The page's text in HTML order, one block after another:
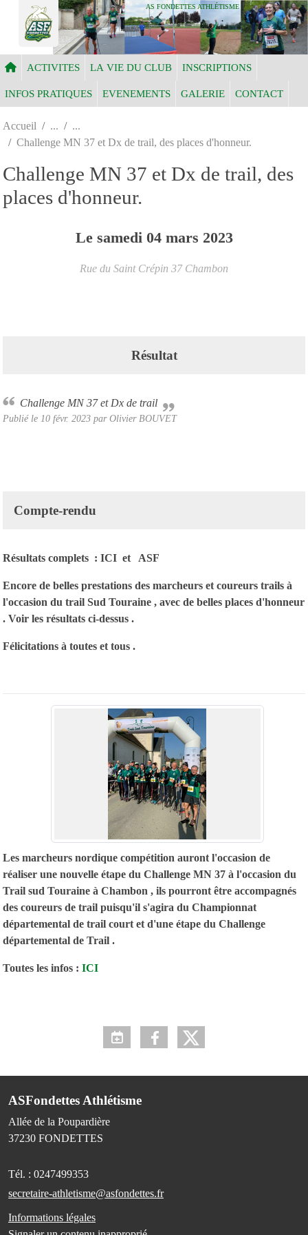
AS FONDETTES ATHLÉTISME
ACTIVITES LA VIE DU CLUB INSCRIPTIONS
INFOS PRATIQUES EVENEMENTS GALERIE CONTACT
Accueil
Challenge MN 37 et Dx de trail, des places d'honneur.
Challenge MN 37 et Dx de trail, des
places d'honneur.
Le samedi 04 mars 2023
Rue du Saint Crépin 37 Chambon
Résultat
Challenge MN 37 et Dx de trail
Publié le 10 févr. 2023 par Olivier BOUVET
Compte-rendu
Résultats complets : ICI et ASF
Encore de belles prestations des marcheurs et coureurs trails à
l'occasion du trail Sud Touraine , avec de belles places d'honneur
. Voir les résultats ci-dessus .
Félicitations à toutes et tous .
Les marcheurs nordique compétition auront l'occasion de
réaliser une nouvelle étape du Challenge MN 37 à l'occasion du
Trail sud Touraine à Chambon , ils pourront être accompagnés
des coureurs de trail puisqu'il s'agira du Championnat
départemental de trail court et d'une étape du Challenge
départemental de Trail .
Toutes les infos : ICI
ASFondettes Athlétisme
Allée de la Poupardière
37230 FONDETTES
Tél. : 0247499353
secretaire-athletisme@asfondettes.fr
Informations légales
Panneau de gestion des cookies